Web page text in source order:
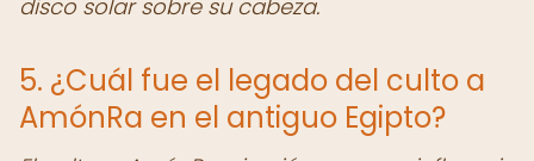
disco solar sobre su cabeza.
5. ¿Cuál fue el legado del culto a
AmónRa en el antiguo Egipto?